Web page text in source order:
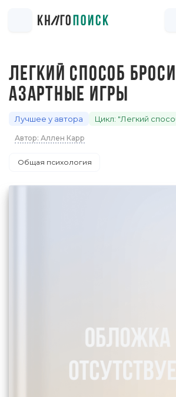
ЛЕГКИЙ СПОСОБ
АЗАРТНЫЕ ИГРЫ
Лучшее у автора Цикл: "Легкий
Автор: Аллен Карр
Общая психология